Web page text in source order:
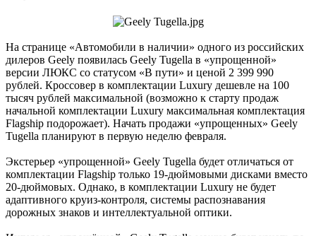
На странице «Автомобили в наличии» одного из российских
дилеров Geely появилась Geely Tugella в «упрощенной»
версии ЛЮКС со статусом «В пути» и ценой 2 399 990
рублей. Кроссовер в комплектации Luxury дешевле на 100
тысяч рублей максимальной (возможно к старту продаж
начальной комплектации Luxury максимальная комплектация
Flagship подорожает). Начать продажи «упрощенных» Geely
Tugella планируют в первую неделю февраля.
Экстерьер «упрощенной» Geely Tugella будет отличаться от
комплектации Flagship только 19-дюймовыми дисками вместо
20-дюймовых. Однако, в комплектации Luxury не будет
адаптивного круиз-контроля, системы распознавания
дорожных знаков и интеллектуальной оптики.